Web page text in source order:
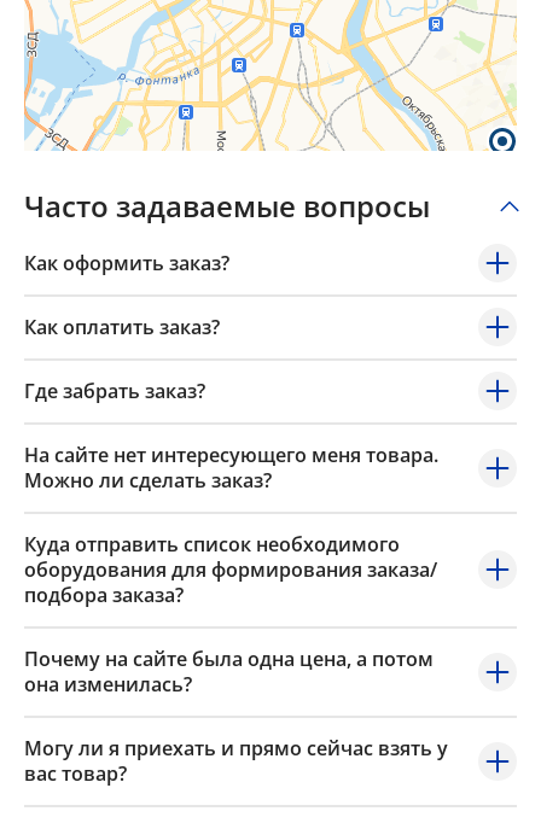
Часто задаваемые вопросы
Как оформить заказ?
Как оплатить заказ?
Где забрать заказ?
На сайте нет интересующего меня товара.
Можно ли сделать заказ?
Куда отправить список необходимого
оборудования для формирования заказа/
подбора заказа?
Почему на сайте была одна цена, а потом
она изменилась?
Могу ли я приехать и прямо сейчас взять у
вас товар?
Popup Title
Popup Content